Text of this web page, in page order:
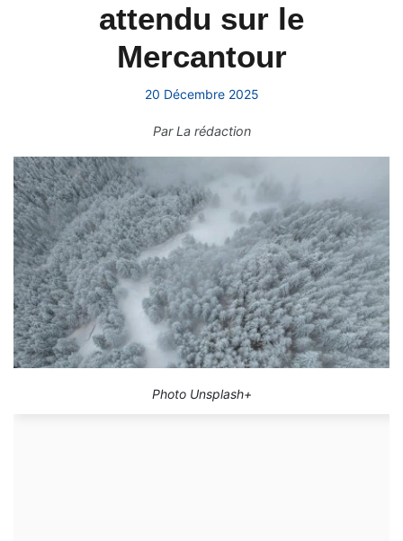
attendu sur le
Mercantour
20 Décembre 2025
ParLa rédaction
Photo Unsplash+